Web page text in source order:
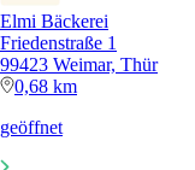
Elmi Bäckerei
Friedenstraße 1
99423 Weimar, Thür
0,68 km
geöffnet